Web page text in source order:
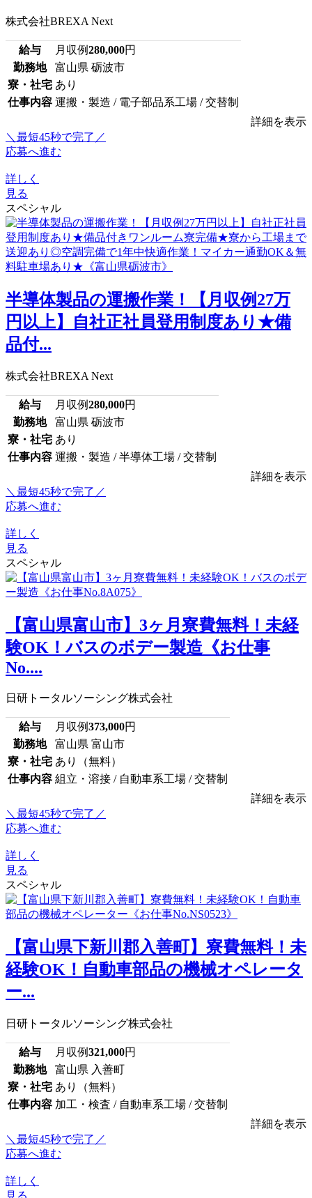
株式会社BREXA Next
給与 月収例280,000円
勤務地
富山県 砺波市
寮・社宅 あり
仕事内容 運搬・製造 / 電子部品系工場 / 交替制
詳細を表示
＼最短45秒で完了／
応募へ進む
詳しく
見る
スペシャル
半導体製品の運搬作業！【月収例27万
円以上】自社正社員登用制度あり★備
品付...
株式会社BREXA Next
給与 月収例280,000円
勤務地
富山県 砺波市
寮・社宅 あり
仕事内容 運搬・製造 / 半導体工場 / 交替制
詳細を表示
＼最短45秒で完了／
応募へ進む
詳しく
見る
スペシャル
【富山県富山市】3ヶ月寮費無料！未経
験OK！バスのボデー製造《お仕事
No....
日研トータルソーシング株式会社
給与 月収例373,000円
勤務地
富山県 富山市
寮・社宅 あり（無料）
仕事内容 組立・溶接 / 自動車系工場 / 交替制
詳細を表示
＼最短45秒で完了／
応募へ進む
詳しく
見る
スペシャル
【富山県下新川郡入善町】寮費無料！未
経験OK！自動車部品の機械オペレータ
ー...
日研トータルソーシング株式会社
給与 月収例321,000円
勤務地
富山県 入善町
寮・社宅 あり（無料）
仕事内容 加工・検査 / 自動車系工場 / 交替制
詳細を表示
＼最短45秒で完了／
応募へ進む
詳しく
見る